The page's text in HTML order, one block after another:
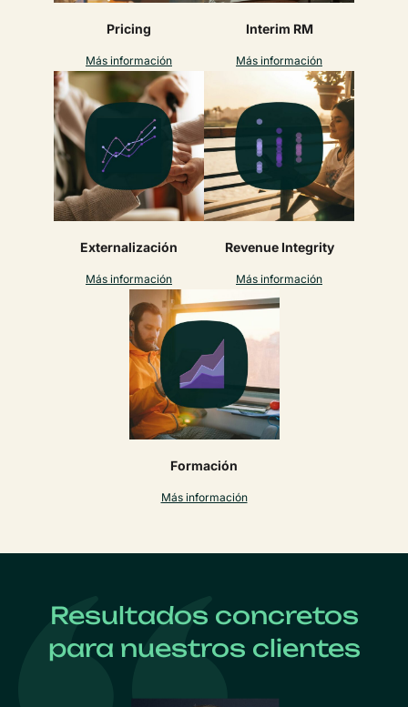
Pricing
Más información
Interim RM
Más información
Externalización
Más información
Revenue Integrity
Más información
Formación
Más información
Resultados concretos
para nuestros clientes